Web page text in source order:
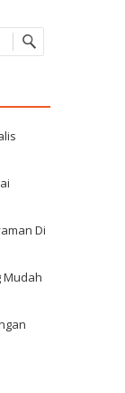
Di
Mudah